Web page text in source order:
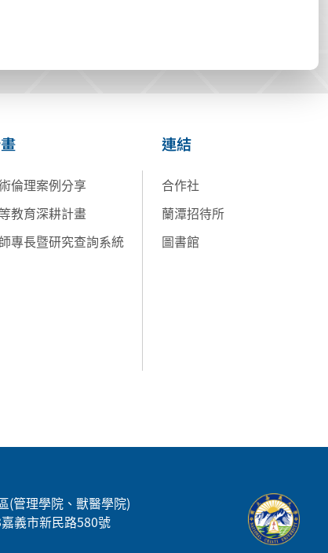
倫理案例分享
教育深耕計畫
專長暨研究查詢系統
連結
合作社
蘭潭招待所
圖書館
(管理學院、獸醫學院)
義市新民路580號